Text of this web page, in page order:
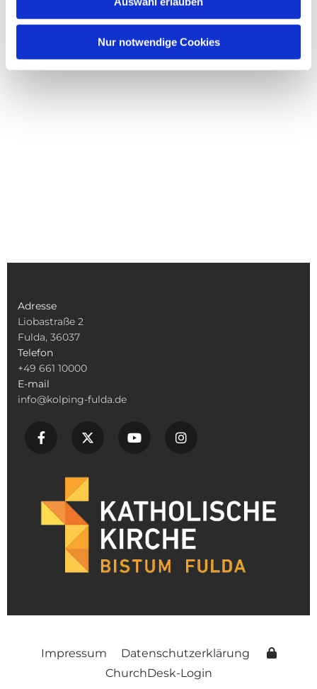
Nur notwendige Cookies
Adresse
Liobastraße 2
Fulda, 36037
Telefon
+49 661 10000
E-mail
info@kolping-fulda.de
Impressum
Datenschutzerklärung
ChurchDesk-Login